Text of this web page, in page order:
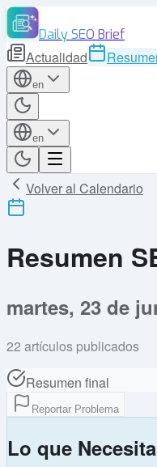
Daily SEO Brief
Actualidad
en
en
Volver al Calendario
Resumen
martes, 23 de
22 artículos publicados
Resumen final
Reportar Problema
Lo que